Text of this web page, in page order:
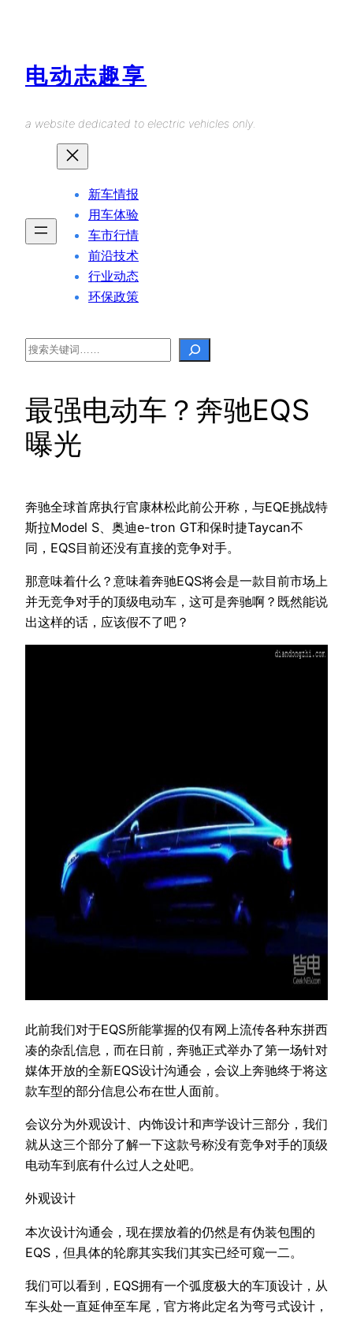
电动志趣享
a website dedicated to electric vehicles only.
新车情报
用车体验
车市行情
前沿技术
行业动态
环保政策
Search
最强电动车？奔驰EQS
曝光
奔驰全球首席执行官康林松此前公开称，与EQE挑战特
斯拉Model S、奥迪e-tron GT和保时捷Taycan不
同，EQS目前还没有直接的竞争对手。
那意味着什么？意味着奔驰EQS将会是一款目前市场上
并无竞争对手的顶级电动车，这可是奔驰啊？既然能说
出这样的话，应该假不了吧？
此前我们对于EQS所能掌握的仅有网上流传各种东拼西
凑的杂乱信息，而在日前，奔驰正式举办了第一场针对
媒体开放的全新EQS设计沟通会，会议上奔驰终于将这
款车型的部分信息公布在世人面前。
会议分为外观设计、内饰设计和声学设计三部分，我们
就从这三个部分了解一下这款号称没有竞争对手的顶级
电动车到底有什么过人之处吧。
外观设计
本次设计沟通会，现在摆放着的仍然是有伪装包围的
EQS，但具体的轮廓其实我们其实已经可窥一二。
我们可以看到，EQS拥有一个弧度极大的车顶设计，从
车头处一直延伸至车尾，官方将此定名为弯弓式设计，